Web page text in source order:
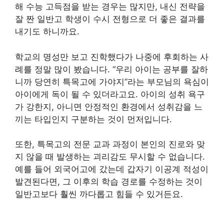
해 수능 고득점을 받는 경우는 많지만, 내신 전략을
잘 짠 일반고 학생이 수시 전형으로 더 좋은 결과를
내기도 하니까요.
학교의 명성만 보고 진학했다가 나중에 후회하는 사
례를 정말 많이 봤습니다. “우리 아이는 공부를 잘하
니까 당연히 특목고에 가야지”라는 부모님의 욕심이
아이에게 독이 될 수 있더라고요. 아이의 성취 욕구
가 강한지, 아니면 안정적인 환경에서 성취감을 느
끼는 타입인지 구분하는 것이 먼저입니다.
또한, 특목고의 전문 교과 과정이 본인의 진로와 맞
지 않을 때 발생하는 괴리감도 무시할 수 없습니다.
예를 들어 외국어고에 갔는데 갑자기 이공계 적성이
발견된다면, 그 이후의 학습 경로를 수정하는 것이
일반고보다 훨씬 까다롭고 힘들 수 있거든요.